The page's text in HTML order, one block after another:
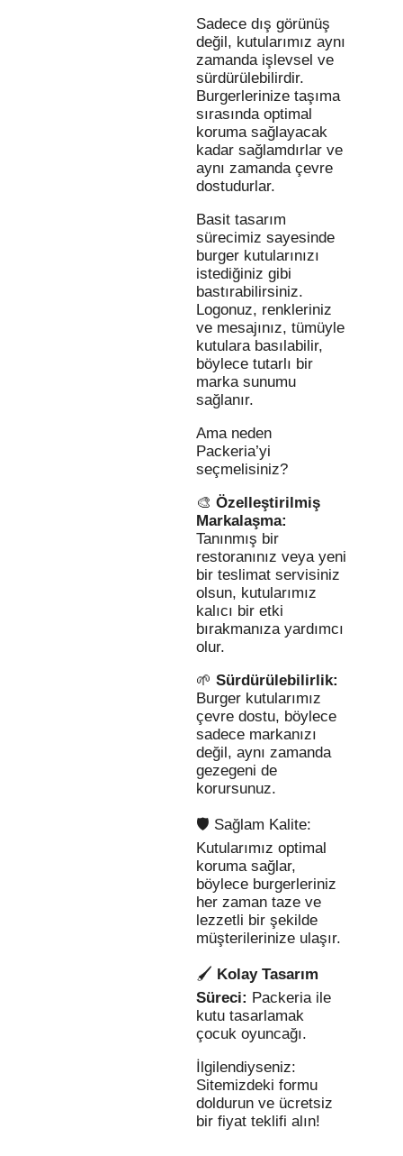
Sadece dış görünüş
değil, kutularımız aynı
zamanda işlevsel ve
sürdürülebilirdir.
Burgerlerinize taşıma
sırasında optimal
koruma sağlayacak
kadar sağlamdırlar ve
aynı zamanda çevre
dostudurlar.
Basit tasarım
sürecimiz sayesinde
burger kutularınızı
istediğiniz gibi
bastırabilirsiniz.
Logonuz, renkleriniz
ve mesajınız, tümüyle
kutulara basılabilir,
böylece tutarlı bir
marka sunumu
sağlanır.
Ama neden
Packeria’yi
seçmelisiniz?
🎨 Özelleştirilmiş
Markalaşma:
Tanınmış bir
restoranınız veya yeni
bir teslimat servisiniz
olsun, kutularımız
kalıcı bir etki
bırakmanıza yardımcı
olur.
🌱 Sürdürülebilirlik:
Burger kutularımız
çevre dostu, böylece
sadece markanızı
değil, aynı zamanda
gezegeni de
korursunuz.
🛡️ Sağlam Kalite:
Kutularımız optimal
koruma sağlar,
böylece burgerleriniz
her zaman taze ve
lezzetli bir şekilde
müşterilerinize ulaşır.
🖌️ Kolay Tasarım
Süreci: Packeria ile
kutu tasarlamak
çocuk oyuncağı.
İlgilendiyseniz:
Sitemizdeki formu
doldurun ve ücretsiz
bir fiyat teklifi alın!